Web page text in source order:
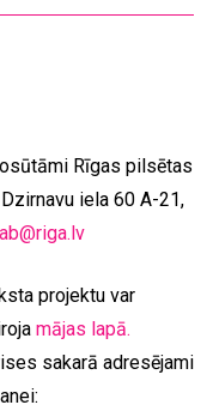
Rīgas pilsētas
iela 60 A-21,
projektu var
mājas lapā.
sakarā adresējami